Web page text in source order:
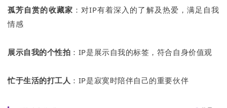
孤芳自赏的收藏家 ：对IP有着深入的了解及热爱，满足自我
情感
展示自我的个性拍 ：IP是展示自我的标签，符合自身价值观
忙于生活的打工人 ：IP是寂寞时陪伴自己的重要伙伴